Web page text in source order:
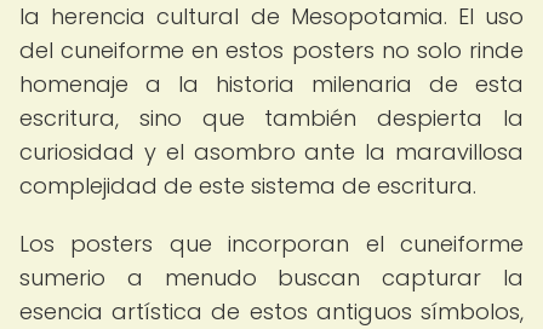
la herencia cultural de Mesopotamia. El uso
del cuneiforme en estos posters no solo rinde
homenaje a la historia milenaria de esta
escritura, sino que también despierta la
curiosidad y el asombro ante la maravillosa
complejidad de este sistema de escritura.
Los posters que incorporan el cuneiforme
sumerio a menudo buscan capturar la
esencia artística de estos antiguos símbolos,